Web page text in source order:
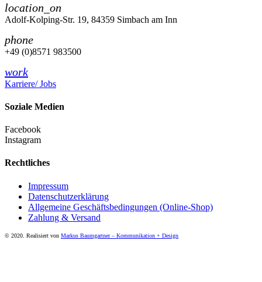
location_on
Adolf-Kolping-Str. 19, 84359 Simbach am Inn
phone
+49 (0)8571 983500
work
Karriere/ Jobs
Soziale Medien
Facebook
Instagram
Rechtliches
Impressum
Datenschutzerklärung
Allgemeine Geschäftsbedingungen (Online-Shop)
Zahlung & Versand
© 2020. Realisiert von Markus Baumgartner – Kommunikation + Design